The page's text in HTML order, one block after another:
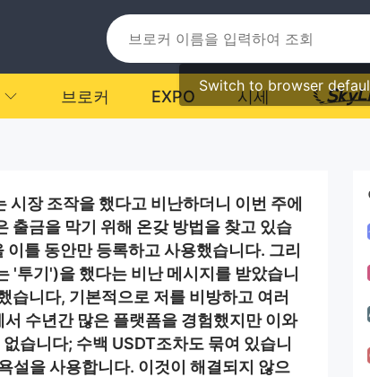
Switch to browser
브로커 EXPO 시세
장 조작을 했다고 비난하더니 이번 주에
출금을 막기 위해 온갖 방법을 찾고 있습
틀 동안만 등록하고 사용했습니다. 그리
투기')을 했다는 비난 메시지를 받았습니
습니다, 기본적으로 저를 비방하고 여러
수년간 많은 플랫폼을 경험했지만 이와
습니다; 수백 USDT조차도 묶여 있습니
설을 사용합니다. 이것이 해결되지 않으